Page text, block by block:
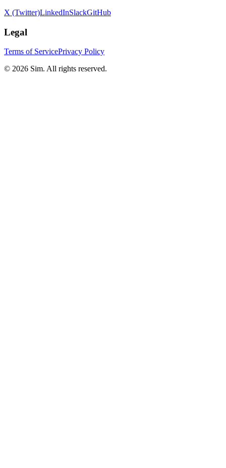
X (Twitter)LinkedInSlackGitHub
Legal
Terms of ServicePrivacy Policy
© 2026 Sim. All rights reserved.